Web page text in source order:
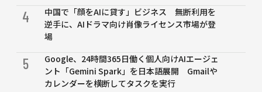
4
中国で「顔をAIに貸す」ビジネス 無断利用を
逆手に、AIドラマ向け肖像ライセンス市場が登
場
5
Google、24時間365日働く個人向けAIエージェ
ント「Gemini Spark」を日本語展開 Gmailや
カレンダーを横断してタスクを実行